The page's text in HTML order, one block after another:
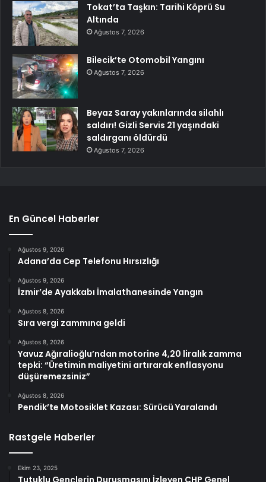
Tokat’ta Taşkın: Tarihi Köprü Su
Altında
Ağustos 7, 2026
Bilecik’te Otomobil Yangını
Ağustos 7, 2026
Beyaz Saray yakınlarında silahlı
saldırı! Gizli Servis 21 yaşındaki
saldırganı öldürdü
Ağustos 7, 2026
En Güncel Haberler
Ağustos 9, 2026
Adana’da Cep Telefonu Hırsızlığı
Ağustos 9, 2026
İzmir’de Ayakkabı İmalathanesinde Yangın
Ağustos 8, 2026
Sıra vergi zammına geldi
Ağustos 8, 2026
Yavuz Ağıralioğlu’ndan motorine 4,20 liralık zamma
tepki: “Üretimin maliyetini artırarak enflasyonu
düşüremezsiniz”
Ağustos 8, 2026
Pendik’te Motosiklet Kazası: Sürücü Yaralandı
Rastgele Haberler
Ekim 23, 2025
Tutuklu Gençlerin Duruşmasını İzleyen CHP Genel